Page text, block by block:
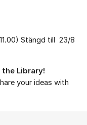
Stängd till 23/8
Library!
your ideas with